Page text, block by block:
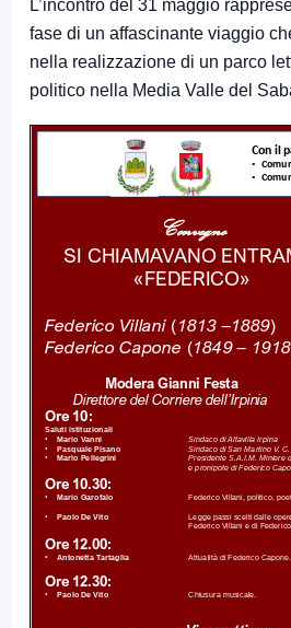
L’incontro del 31 maggio
fase di un affascinante viaggio
nella realizzazione di un parco
politico nella Media Valle del